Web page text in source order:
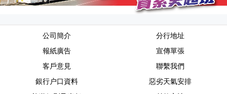
公司簡介
分行地址
報紙廣告
宣傳單張
客戶意見
聯繫我們
銀行户口資料
惡劣天氣安排